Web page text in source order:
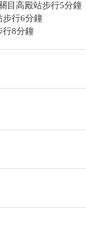
目高殿站步行5分鐘
步行6分鐘
行8分鐘